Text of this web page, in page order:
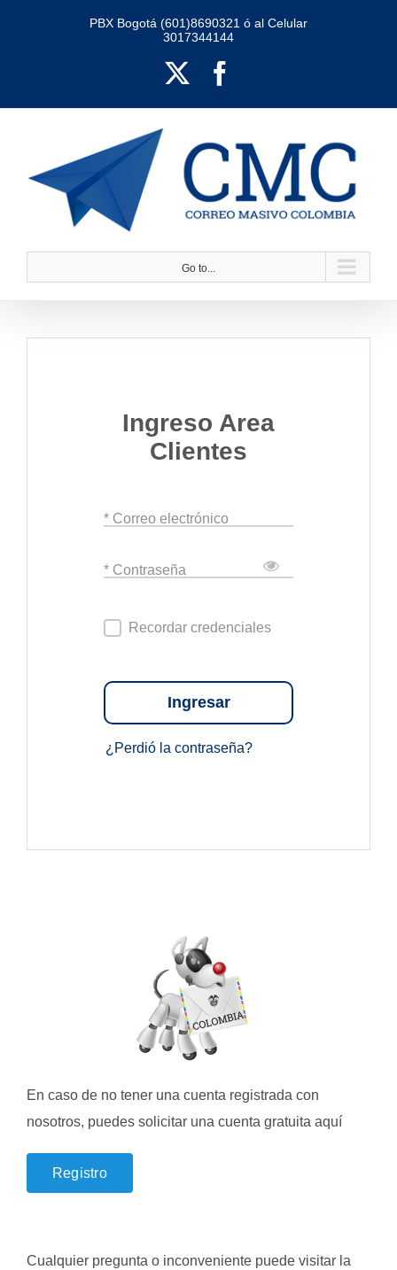
PBX Bogotá (601)8690321 ó al Celular
3017344144
Go to...
Ingreso Area
Clientes
* Correo electrónico
* Contraseña
Recordar credenciales
Ingresar
¿Perdió la contraseña?
En caso de no tener una cuenta registrada con
nosotros, puedes solicitar una cuenta gratuita aquí
Registro
Cualquier pregunta o inconveniente puede visitar la